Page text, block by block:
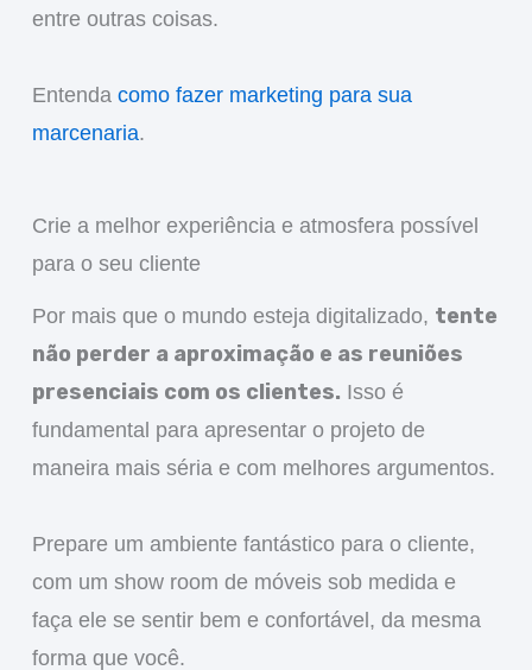
entre outras coisas.
Entenda como fazer marketing para sua
marcenaria.
Crie a melhor experiência e atmosfera possível
para o seu cliente
Por mais que o mundo esteja digitalizado, tente
não perder a aproximação e as reuniões
presenciais com os clientes. Isso é
fundamental para apresentar o projeto de
maneira mais séria e com melhores argumentos.
Prepare um ambiente fantástico para o cliente,
com um show room de móveis sob medida e
faça ele se sentir bem e confortável, da mesma
forma que você.